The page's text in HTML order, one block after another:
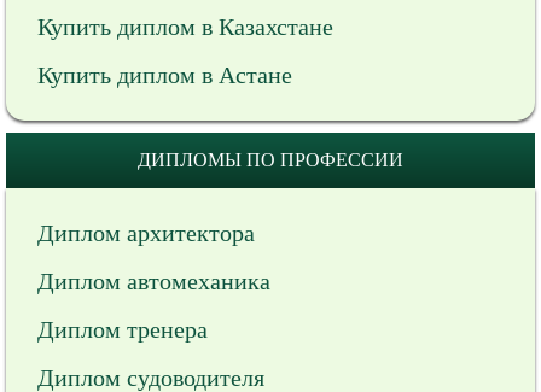
Купить диплом в Казахстане
Купить диплом в Астане
ДИПЛОМЫ ПО ПРОФЕССИИ
Диплом архитектора
Диплом автомеханика
Диплом тренера
Диплом судоводителя